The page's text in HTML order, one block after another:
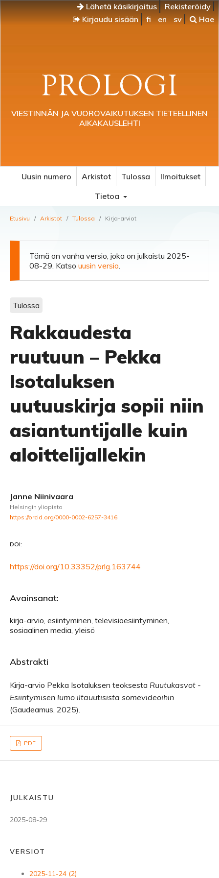
Lähetä käsikirjoitus
Rekisteröidy
Kirjaudu sisään
fi en sv Hae
VIESTINNÄN JA VUOROVAIKUTUKSEN TIETEELLINEN
AIKAKAUSLEHTI
Uusin numero Arkistot Tulossa
Ilmoitukset
Tietoa
Etusivu / Arkistot / Tulossa / Kirja-arviot
Tämä on vanha versio, joka on julkaistu 2025-
08-29. Katso uusin versio.
Tulossa
Rakkaudesta
ruutuun – Pekka
Isotaluksen
uutuuskirja sopii niin
asiantuntijalle kuin
aloittelijallekin
Janne Niinivaara
Helsingin yliopisto
https://orcid.org/0000-0002-6257-3416
DOI:
https://doi.org/10.33352/prlg.163744
Avainsanat:
kirja-arvio, esiintyminen, televisioesiintyminen,
sosiaalinen media, yleisö
Abstrakti
Kirja-arvio Pekka Isotaluksen teoksesta Ruutukasvot -
Esiintymisen lumo iltauutisista somevideoihin
(Gaudeamus, 2025).
PDF
JULKAISTU
2025-08-29
VERSIOT
2025-11-24 (2)